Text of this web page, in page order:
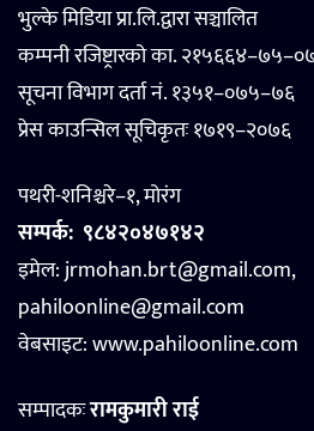
भुल्के मिडिया प्रा.लि.द्वारा सञ्चालित
कम्पनी रजिष्ट्रारको का.
सूचना विभाग दर्ता नं. १३५१–०७५–७६
प्रेस काउन्सिल सूचिकृतः १७१९–२०७६
पथरी-शनिश्चरे–१, मोरंग
सम्पर्क: ९८४२०४७१४२
इमेल: jrmohan.brt@gmail.com,
pahiloonline@gmail.com
वेबसाइट:www.pahiloonline.com
सम्पादकःरामकुमारी राई